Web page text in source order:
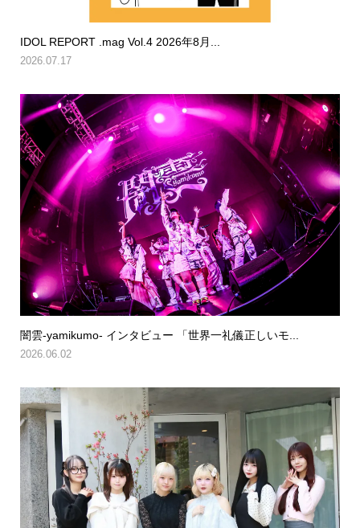
IDOL REPORT .mag Vol.4 2026年8月...
2026.07.17
闇雲-yamikumo- インタビュー 「世界一礼儀正しいモ...
2026.06.02